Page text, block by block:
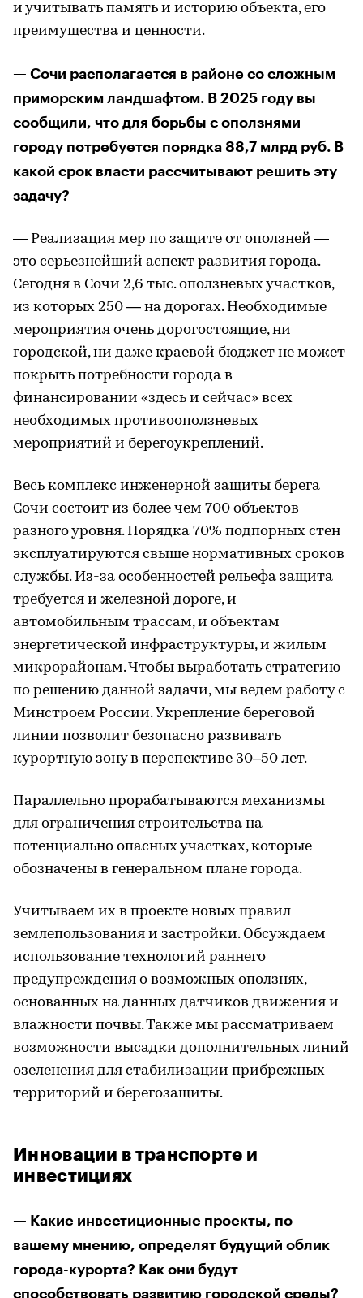
и учитывать память и историю объекта, его
преимущества и ценности.
— Сочи располагается в районе со сложным
приморским ландшафтом. В 2025 году вы
сообщили, что для борьбы с оползнями
городу потребуется порядка 88,7 млрд руб. В
какой срок власти рассчитывают решить эту
задачу?
— Реализация мер по защите от оползней —
это серьезнейший аспект развития города.
Сегодня в Сочи 2,6 тыс. оползневых участков,
из которых 250 — на дорогах. Необходимые
мероприятия очень дорогостоящие, ни
городской, ни даже краевой бюджет не может
покрыть потребности города в
финансировании «здесь и сейчас» всех
необходимых противооползневых
мероприятий и берегоукреплений.
Весь комплекс инженерной защиты берега
Сочи состоит из более чем 700 объектов
разного уровня. Порядка 70% подпорных стен
эксплуатируются свыше нормативных сроков
службы. Из-за особенностей рельефа защита
требуется и железной дороге, и
автомобильным трассам, и объектам
энергетической инфраструктуры, и жилым
микрорайонам. Чтобы выработать стратегию
по решению данной задачи, мы ведем работу с
Минстроем России. Укрепление береговой
линии позволит безопасно развивать
курортную зону в перспективе 30–50 лет.
Параллельно прорабатываются механизмы
для ограничения строительства на
потенциально опасных участках, которые
обозначены в генеральном плане города.
Учитываем их в проекте новых правил
землепользования и застройки. Обсуждаем
использование технологий раннего
предупреждения о возможных оползнях,
основанных на данных датчиков движения и
влажности почвы. Также мы рассматриваем
возможности высадки дополнительных линий
озеленения для стабилизации прибрежных
территорий и берегозащиты.
Инновации в транспорте и
инвестициях
— Какие инвестиционные проекты, по
вашему мнению, определят будущий облик
города-курорта? Как они будут
способствовать развитию городской среды?